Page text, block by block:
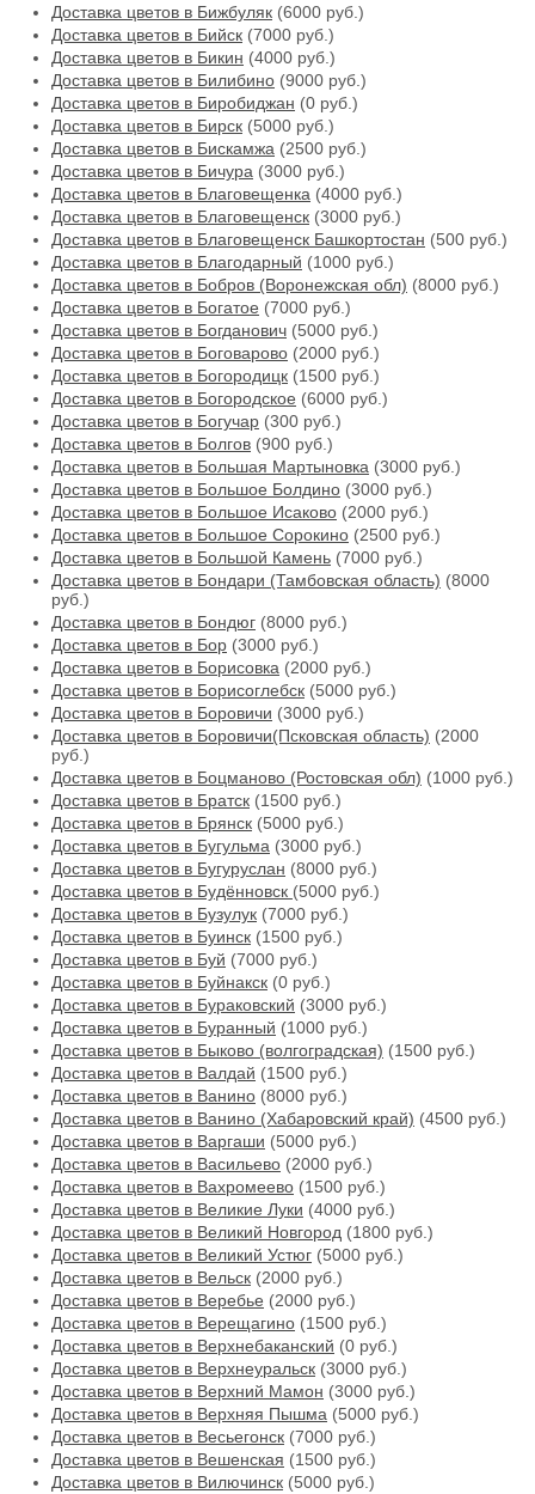
Доставка цветов в Бижбуляк (6000 руб.)
Доставка цветов в Бийск (7000 руб.)
Доставка цветов в Бикин (4000 руб.)
Доставка цветов в Билибино (9000 руб.)
Доставка цветов в Биробиджан (0 руб.)
Доставка цветов в Бирск (5000 руб.)
Доставка цветов в Бискамжа (2500 руб.)
Доставка цветов в Бичура (3000 руб.)
Доставка цветов в Благовещенка (4000 руб.)
Доставка цветов в Благовещенск (3000 руб.)
Доставка цветов в Благовещенск Башкортостан (500 руб.)
Доставка цветов в Благодарный (1000 руб.)
Доставка цветов в Бобров (Воронежская обл) (8000 руб.)
Доставка цветов в Богатое (7000 руб.)
Доставка цветов в Богданович (5000 руб.)
Доставка цветов в Боговарово (2000 руб.)
Доставка цветов в Богородицк (1500 руб.)
Доставка цветов в Богородское (6000 руб.)
Доставка цветов в Богучар (300 руб.)
Доставка цветов в Болгов (900 руб.)
Доставка цветов в Большая Мартыновка (3000 руб.)
Доставка цветов в Большое Болдино (3000 руб.)
Доставка цветов в Большое Исаково (2000 руб.)
Доставка цветов в Большое Сорокино (2500 руб.)
Доставка цветов в Большой Камень (7000 руб.)
Доставка цветов в Бондари (Тамбовская область) (8000
руб.)
Доставка цветов в Бондюг (8000 руб.)
Доставка цветов в Бор (3000 руб.)
Доставка цветов в Борисовка (2000 руб.)
Доставка цветов в Борисоглебск (5000 руб.)
Доставка цветов в Боровичи (3000 руб.)
Доставка цветов в Боровичи(Псковская область) (2000
руб.)
Доставка цветов в Боцманово (Ростовская обл) (1000 руб.)
Доставка цветов в Братск (1500 руб.)
Доставка цветов в Брянск (5000 руб.)
Доставка цветов в Бугульма (3000 руб.)
Доставка цветов в Бугуруслан (8000 руб.)
Доставка цветов в Будённовск (5000 руб.)
Доставка цветов в Бузулук (7000 руб.)
Доставка цветов в Буинск (1500 руб.)
Доставка цветов в Буй (7000 руб.)
Доставка цветов в Буйнакск (0 руб.)
Доставка цветов в Бураковский (3000 руб.)
Доставка цветов в Буранный (1000 руб.)
Доставка цветов в Быково (волгоградская) (1500 руб.)
Доставка цветов в Валдай (1500 руб.)
Доставка цветов в Ванино (8000 руб.)
Доставка цветов в Ванино (Хабаровский край) (4500 руб.)
Доставка цветов в Варгаши (5000 руб.)
Доставка цветов в Васильево (2000 руб.)
Доставка цветов в Вахромеево (1500 руб.)
Доставка цветов в Великие Луки (4000 руб.)
Доставка цветов в Великий Новгород (1800 руб.)
Доставка цветов в Великий Устюг (5000 руб.)
Доставка цветов в Вельск (2000 руб.)
Доставка цветов в Веребье (2000 руб.)
Доставка цветов в Верещагино (1500 руб.)
Доставка цветов в Верхнебаканский (0 руб.)
Доставка цветов в Верхнеуральск (3000 руб.)
Доставка цветов в Верхний Мамон (3000 руб.)
Доставка цветов в Верхняя Пышма (5000 руб.)
Доставка цветов в Весьегонск (7000 руб.)
Доставка цветов в Вешенская (1500 руб.)
Доставка цветов в Вилючинск (5000 руб.)